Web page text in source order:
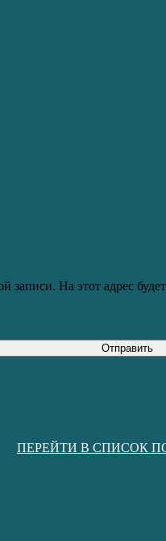
записи. На этот адрес
Отправить
ПЕРЕЙТИ В СПИСОК